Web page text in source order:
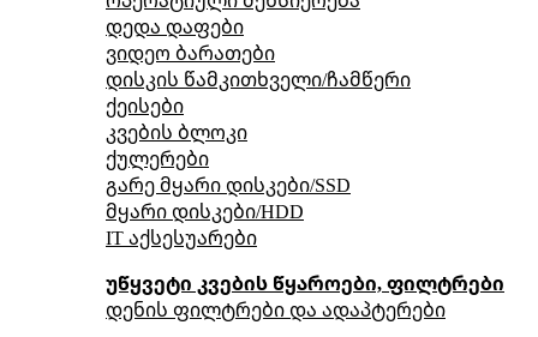
დედა დაფები
ვიდეო ბარათები
დისკის წამკითხველი/ჩამწერი
ქეისები
კვების ბლოკი
ქულერები
გარე მყარი დისკები/SSD
მყარი დისკები/HDD
IT აქსესუარები
უწყვეტი კვების წყაროები, ფილტრები
დენის ფილტრები და ადაპტერები